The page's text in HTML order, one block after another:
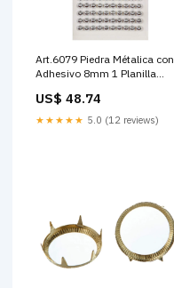
Art.6079 Piedra Métalica con
Adhesivo 8mm 1 Planilla
US$ 48.74
★★★★★ 5.0 (12 reviews)